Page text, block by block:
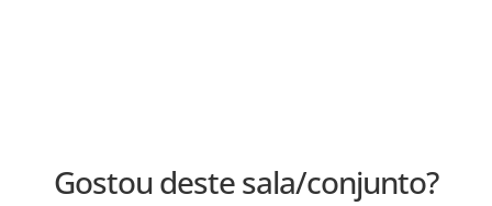
Gostou deste sala/conjunto?